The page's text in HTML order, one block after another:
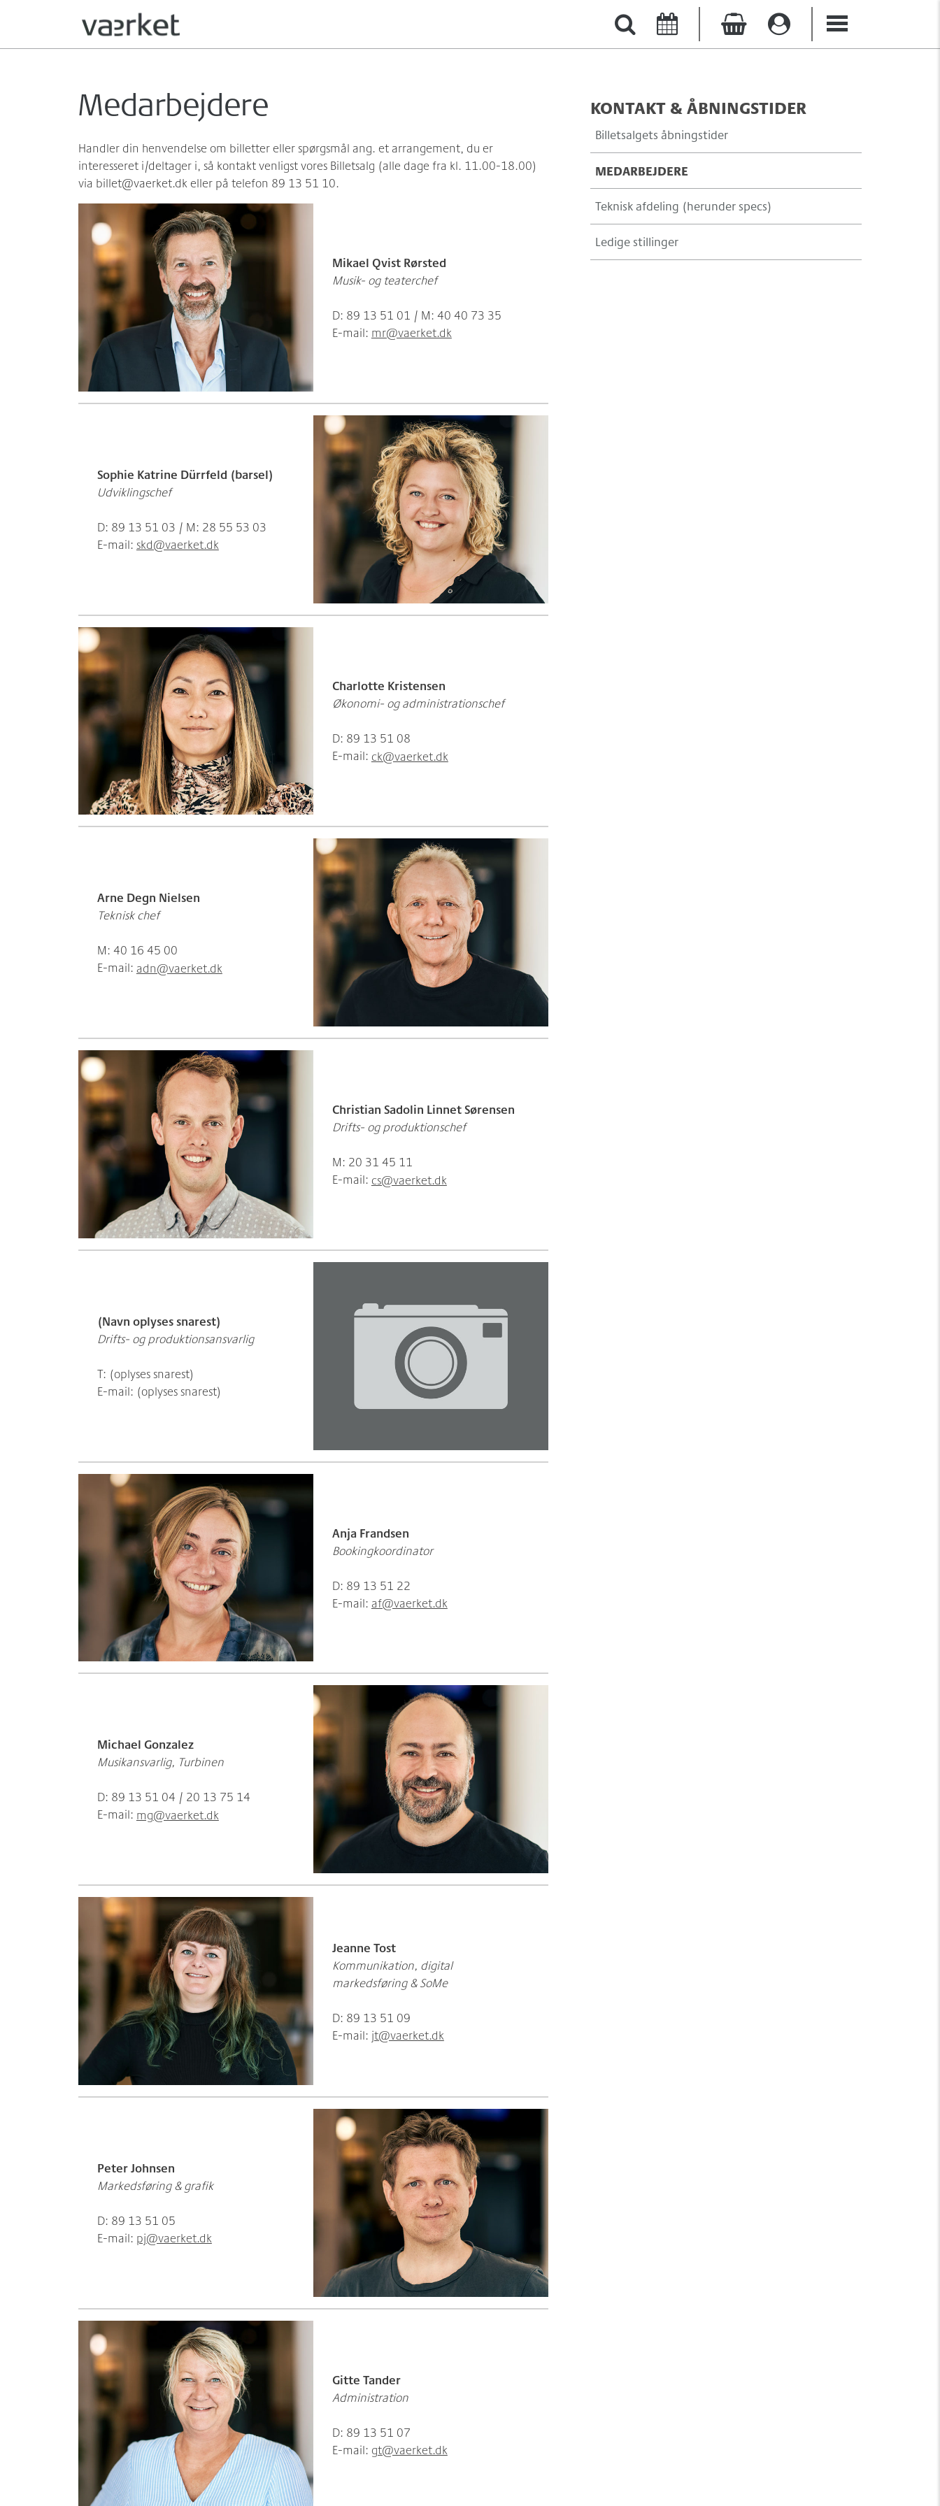
Medarbejdere
Handler din henvendelse om billetter eller spørgsmål ang. et arrangement, du er
interesseret i/deltager i, så kontakt venligst vores Billetsalg (alle dage fra kl. 11.00-18.00)
via billet@vaerket.dk eller på telefon 89 13 51 10.
Mikael Qvist Rørsted
Musik- og teaterchef
D: 89 13 51 01 / M: 40 40 73 35
E-mail: mr@vaerket.dk
Sophie Katrine Dürrfeld (barsel)
Udviklingschef
D: 89 13 51 03 / M: 28 55 53 03
E-mail: skd@vaerket.dk
Charlotte Kristensen
Økonomi- og administrationschef
D: 89 13 51 08
E-mail: ck@vaerket.dk
Arne Degn Nielsen
Teknisk chef
M: 40 16 45 00
E-mail: adn@vaerket.dk
Christian Sadolin Linnet Sørensen
Drifts- og produktionschef
M: 20 31 45 11
E-mail: cs@vaerket.dk
(Navn oplyses snarest)
Drifts- og produktionsansvarlig
T: (oplyses snarest)
E-mail: (oplyses snarest)
Anja Frandsen
Bookingkoordinator
D: 89 13 51 22
E-mail: af@vaerket.dk
Michael Gonzalez
Musikansvarlig, Turbinen
D: 89 13 51 04 / 20 13 75 14
E-mail: mg@vaerket.dk
Jeanne Tost
Kommunikation, digital
markedsføring & SoMe
D: 89 13 51 09
E-mail: jt@vaerket.dk
Peter Johnsen
Markedsføring & grafik
D: 89 13 51 05
E-mail: pj@vaerket.dk
Gitte Tander
Administration
D: 89 13 51 07
E-mail: gt@vaerket.dk
KONTAKT & ÅBNINGSTIDER
Billetsalgets åbningstider
MEDARBEJDERE
Teknisk afdeling (herunder specs)
Ledige stillinger